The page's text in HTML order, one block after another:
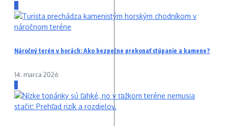
2
Náročný terén v horách: Ako bezpečne prekonať stúpanie a kamene?
14. marca 2026
3